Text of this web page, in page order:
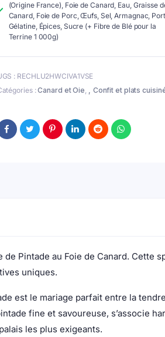
(Origine France), Foie de Canard, Eau, Graisse
Canard, Foie de Porc, Œufs, Sel, Armagnac,
Gélatine, Épices, Sucre (+ Fibre de Blé pour la
Terrine 1 000g)
: RECHLU2HWCIVA1VSE
:Canard et Oie, Confit et plats
Pintade au Foie de Canard. Cette
uniques.
est le mariage parfait entre la
fine et savoureuse, s’associe
les plus exigeants.